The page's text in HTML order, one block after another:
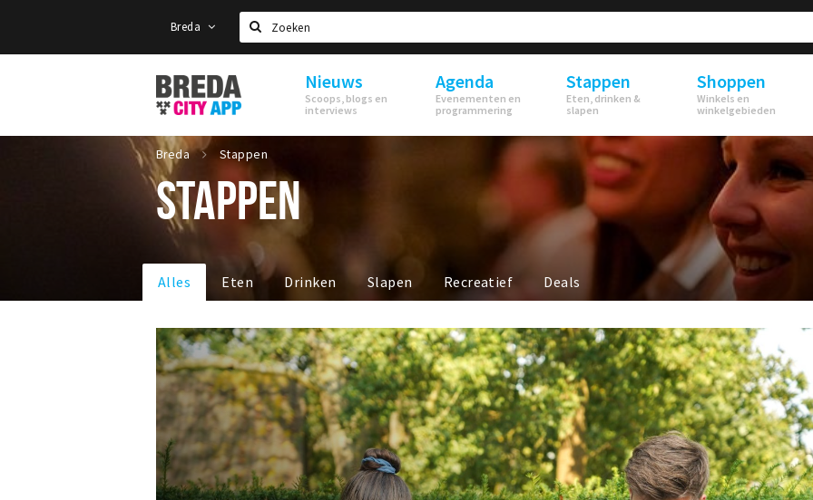
Breda
Zoeken
Stappen
&
Shoppen
Breda
Nieuws
Scoops, blogs en
interviews
Agenda
Evenementen en
programmering
Stappen
Eten, drinken &
slapen
Shoppen
Winkels en
winkelgebieden
Breda Stappen
STAPPEN
Alles Eten Drinken Slapen Recreatief Deals